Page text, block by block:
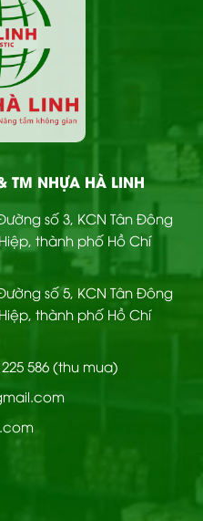
TM NHỰA HÀ LINH
số 3, KCN Tân Đông
thành phố Hồ Chí
số 5, KCN Tân Đông
thành phố Hồ Chí
225 586 (thu mua)